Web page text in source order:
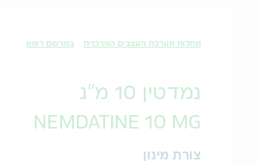
מחלות מערכת העצבים המרכזית במרשם רופא
נמדטין 10 מ"ג
NEMDATINE 10 MG
צורת מינון